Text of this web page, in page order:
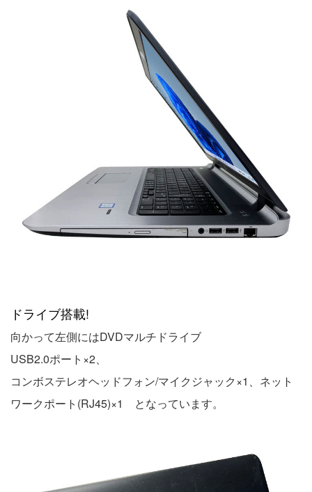
ドライブ搭載!
向かって左側にはDVDマルチドライブ
USB2.0ポート×2、
コンボステレオヘッドフォン/マイクジャック×1、ネット
ワークポート(RJ45)×1 となっています。